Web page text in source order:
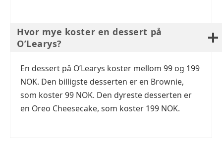
Hvor mye koster en dessert på
O’Learys?
En dessert på O’Learys koster mellom 99 og 199
NOK. Den billigste desserten er en Brownie,
som koster 99 NOK. Den dyreste desserten er
en Oreo Cheesecake, som koster 199 NOK.